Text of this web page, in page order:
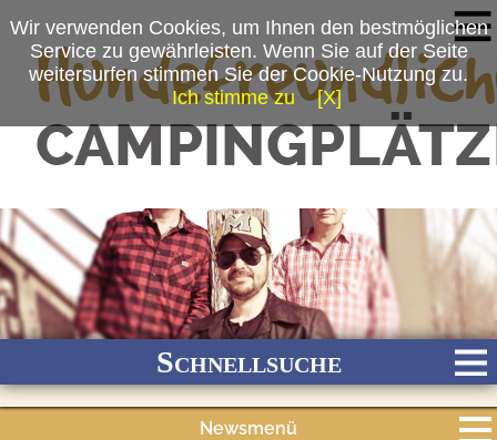
Schnellsuche
Newsmenü
Wir verwenden Cookies, um Ihnen den bestmöglichen
Service zu gewährleisten. Wenn Sie auf der Seite
weitersurfen stimmen Sie der Cookie-Nutzung zu.
Ich stimme zu
[X]